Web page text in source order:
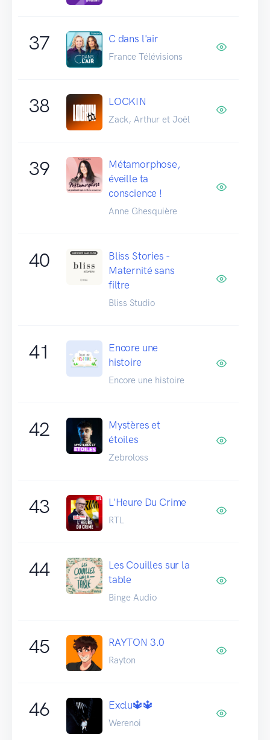
37 C dans l'air
France Télévisions
38 LOCKIN
Zack, Arthur et Joël
39
Métamorphose,
éveille ta
conscience !
Anne Ghesquière
40
Bliss Stories -
Maternité sans
filtre
Bliss Studio
41
Encore une
histoire
Encore une histoire
42
Mystères et
étoiles
Zebroloss
43 L'Heure Du Crime
RTL
44
Les Couilles sur la
table
Binge Audio
45 RAYTON 3.0
Rayton
46 Exclu🔱🔱
Werenoi